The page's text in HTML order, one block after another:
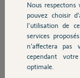
Chauffage
Autres produits
J'appuie à nouveau sur
n'est le moteur qui à
Je pense que c'est la
le moteur continue à
atteinte. Qu'en pensez
Cordialement,
Nous
pouvez choisir
l'utilisation de
services
n’affectera
cependant
optimale.